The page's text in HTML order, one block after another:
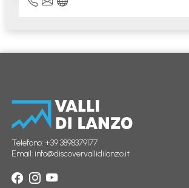
Telefono: +39 3898379177
Email: info@discovervallidilanzo.it